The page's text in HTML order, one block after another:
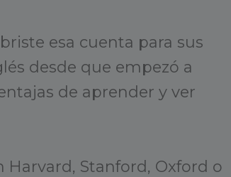
esa cuenta para sus
desde que empezó a
de aprender y ver
Harvard, Stanford, Oxford o